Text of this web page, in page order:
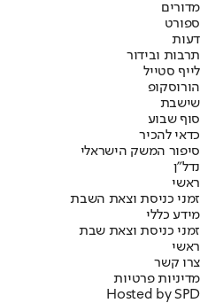
מדורים
ספורט
דעות
תרבות ובידור
לייף סטייל
הורוסקופ
שישבת
סוף שבוע
כדאי להכיר
סיפור המשק הישראלי
נדל"ן
ראשי
זמני כניסת וצאת השבת
מידע כללי
זמני כניסת וצאת שבת
ראשי
צרו קשר
מדיניות פרטיות
Hosted by SPD